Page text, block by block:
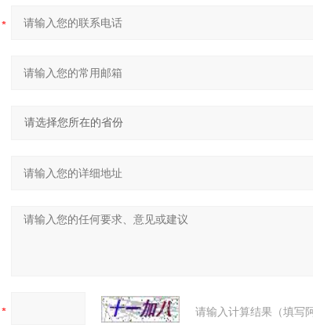
请输入计算结果（填写